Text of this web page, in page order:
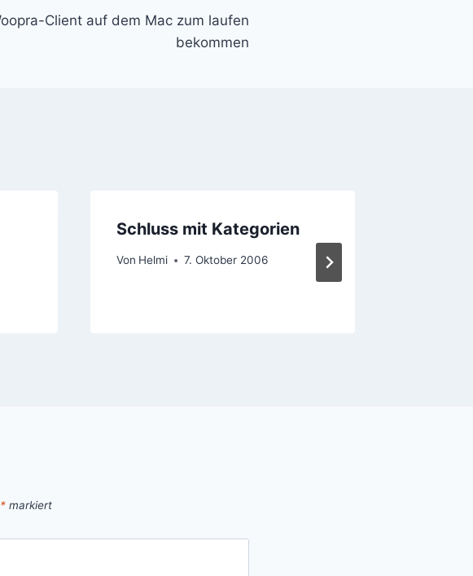
Client auf dem Mac zum laufen
bekommen
Schluss mit Kategorien
Von Helmi 7. Oktober 2006
* markiert